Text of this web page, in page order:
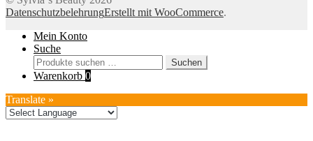
DatenschutzbelehrungErstellt mit WooCommerce.
Mein Konto
Suche
Suchen
nach:
Suchen
Warenkorb 0
Translate »